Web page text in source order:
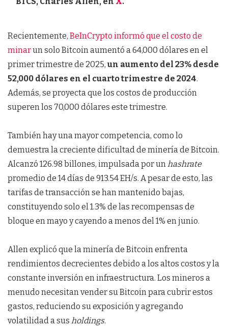
Recientemente, BeInCrypto informó que el costo de
minarun solo Bitcoin aumentó a 64,000 dólares en el
primer trimestre de 2025, un aumento del 23% desde
52,000 dólares en el cuarto trimestre de 2024.
Además, se proyecta que los costos de producción
superen los 70,000 dólares este trimestre.
También hay una mayor competencia, como lo
demuestra la creciente dificultad de minería de Bitcoin.
Alcanzó 126.98 billones, impulsada por unhashrate
promedio de 14 días de 913.54 EH/s. A pesar de esto, las
tarifas de transacción se han mantenido bajas,
constituyendo solo el 1.3% de las recompensas de
bloque en mayo y cayendo a menos del 1% en junio.
Allen explicó que la minería de Bitcoin enfrenta
rendimientos decrecientes debido a los altos costos y la
constante inversión en infraestructura. Los mineros a
menudo necesitan vender su Bitcoin para cubrir estos
gastos, reduciendo su exposición y agregando
volatilidad a sus holdings.